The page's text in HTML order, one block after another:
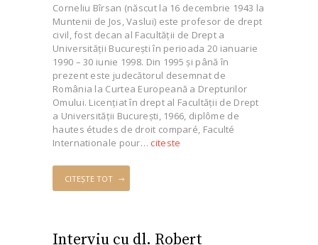
Corneliu Bîrsan (născut la 16 decembrie 1943 la
Muntenii de Jos, Vaslui) este profesor de drept
civil, fost decan al Facultăţii de Drept a
Universităţii Bucureşti în perioada 20 ianuarie
1990 – 30 iunie 1998. Din 1995 şi până în
prezent este judecătorul desemnat de
România la Curtea Europeană a Drepturilor
Omului. Licenţiat în drept al Facultăţii de Drept
a Universităţii Bucureşti, 1966, diplôme de
hautes études de droit comparé, Faculté
Internationale pour… citeste
CITEȘTE TOT
Interviu cu dl. Robert